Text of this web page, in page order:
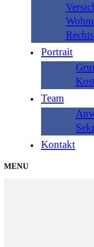
Portrait
Team
Kontakt
MENU